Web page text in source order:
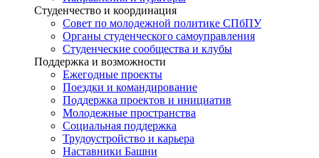
Студенчество и координация
Совет по молодежной политике СПбПУ
Органы студенческого самоуправления
Студенческие сообщества и клубы
Поддержка и возможности
Ежегодные проекты
Поездки и командирование
Поддержка проектов и инициатив
Молодежные пространства
Социальная поддержка
Трудоустройство и карьера
Наставники Башни